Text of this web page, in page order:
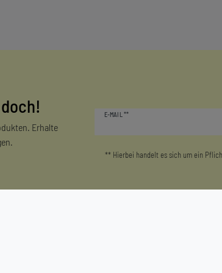
Erhalte
E-MAIL **
Honig
** Hierbei handelt es sich um ein